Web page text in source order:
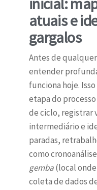
atuais e
gargalos
Antes de
entender
funciona hoje.
etapa do
de ciclo, registrar
intermediário e
paradas,
como
gemba(local
coleta de dados